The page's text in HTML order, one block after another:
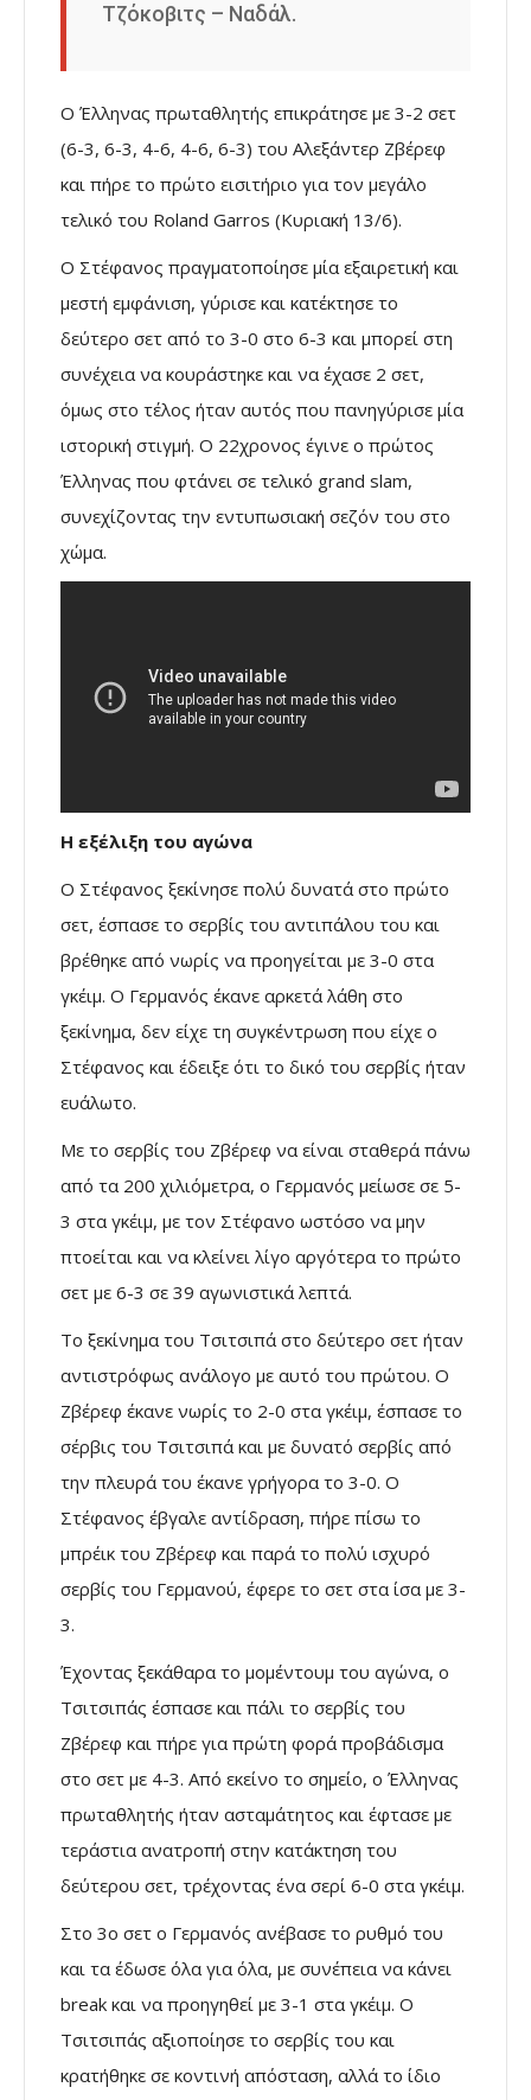
Τζόκοβιτς – Ναδάλ.
Ο Έλληνας πρωταθλητής επικράτησε με 3-2 σετ
(6-3, 6-3, 4-6, 4-6, 6-3) του Αλεξάντερ Ζβέρεφ
και πήρε το πρώτο εισιτήριο για τον μεγάλο
τελικό του Roland Garros (Κυριακή 13/6).
Ο Στέφανος πραγματοποίησε μία εξαιρετική και
μεστή εμφάνιση, γύρισε και κατέκτησε το
δεύτερο σετ από το 3-0 στο 6-3 και μπορεί στη
συνέχεια να κουράστηκε και να έχασε 2 σετ,
όμως στο τέλος ήταν αυτός που πανηγύρισε μία
ιστορική στιγμή. Ο 22χρονος έγινε ο πρώτος
Έλληνας που φτάνει σε τελικό grand slam,
συνεχίζοντας την εντυπωσιακή σεζόν του στο
χώμα.
Η εξέλιξη του αγώνα
Ο Στέφανος ξεκίνησε πολύ δυνατά στο πρώτο
σετ, έσπασε το σερβίς του αντιπάλου του και
βρέθηκε από νωρίς να προηγείται με 3-0 στα
γκέιμ. Ο Γερμανός έκανε αρκετά λάθη στο
ξεκίνημα, δεν είχε τη συγκέντρωση που είχε ο
Στέφανος και έδειξε ότι το δικό του σερβίς ήταν
ευάλωτο.
Με το σερβίς του Ζβέρεφ να είναι σταθερά πάνω
από τα 200 χιλιόμετρα, ο Γερμανός μείωσε σε 5-
3 στα γκέιμ, με τον Στέφανο ωστόσο να μην
πτοείται και να κλείνει λίγο αργότερα το πρώτο
σετ με 6-3 σε 39 αγωνιστικά λεπτά.
Το ξεκίνημα του Τσιτσιπά στο δεύτερο σετ ήταν
αντιστρόφως ανάλογο με αυτό του πρώτου. Ο
Ζβέρεφ έκανε νωρίς το 2-0 στα γκέιμ, έσπασε το
σέρβις του Τσιτσιπά και με δυνατό σερβίς από
την πλευρά του έκανε γρήγορα το 3-0. Ο
Στέφανος έβγαλε αντίδραση, πήρε πίσω το
μπρέικ του Ζβέρεφ και παρά το πολύ ισχυρό
σερβίς του Γερμανού, έφερε το σετ στα ίσα με 3-
3.
Έχοντας ξεκάθαρα το μομέντουμ του αγώνα, ο
Τσιτσιπάς έσπασε και πάλι το σερβίς του
Ζβέρεφ και πήρε για πρώτη φορά προβάδισμα
στο σετ με 4-3. Από εκείνο το σημείο, ο Έλληνας
πρωταθλητής ήταν ασταμάτητος και έφτασε με
τεράστια ανατροπή στην κατάκτηση του
δεύτερου σετ, τρέχοντας ένα σερί 6-0 στα γκέιμ.
Στο 3ο σετ ο Γερμανός ανέβασε το ρυθμό του
και τα έδωσε όλα για όλα, με συνέπεια να κάνει
break και να προηγηθεί με 3-1 στα γκέιμ. Ο
Τσιτσιπάς αξιοποίησε το σερβίς του και
κρατήθηκε σε κοντινή απόσταση, αλλά το ίδιο